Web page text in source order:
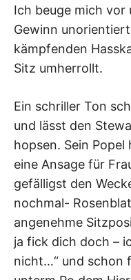
Ich beuge mich vor
Gewinn
kämpfenden
Sitz umherrollt.
Ein schriller Ton
und lässt den
hopsen. Sein Popel
eine Ansage für
gefälligst den
nochmal-
angenehme
ja fick dich doch –
nicht…“ und schon